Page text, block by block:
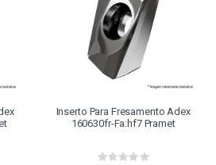
Inserto Para Fresamento Adex
160630fr-Fa:hf7 Pramet